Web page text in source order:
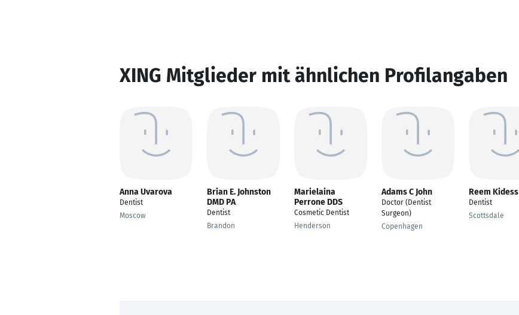
XING Mitglieder mit ähnlichen Profilangaben
Anna Uvarova
Dentist
Moscow
Brian E. Johnston
DMD PA
Dentist
Brandon
Marielaina
Perrone DDS
Cosmetic Dentist
Henderson
Adams C John
Doctor (Dentist
Surgeon)
Copenhagen
Reem Kidess
Dentist
Scottsdale